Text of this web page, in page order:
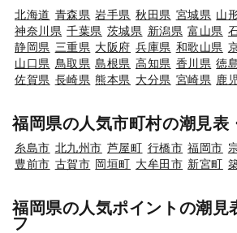
北海道 青森県 岩手県 秋田県 宮城県 山
神奈川県 千葉県 茨城県 新潟県 富山県
静岡県 三重県 大阪府 兵庫県 和歌山県
山口県 鳥取県 島根県 高知県 香川県 徳
佐賀県 長崎県 熊本県 大分県 宮崎県 鹿
福岡県の人気市町村の潮見表
糸島市 北九州市 芦屋町 行橋市 福岡市
豊前市 古賀市 岡垣町 大牟田市 新宮町
福岡県の人気ポイントの潮見
フ